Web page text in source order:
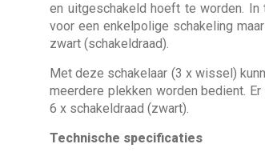
en uitgeschakeld hoeft te worden.
voor een enkelpolige schakeling
zwart (schakeldraad).
Met deze schakelaar (3 x wissel)
meerdere plekken worden bedient.
6 x schakeldraad (zwart).
Technische specificaties